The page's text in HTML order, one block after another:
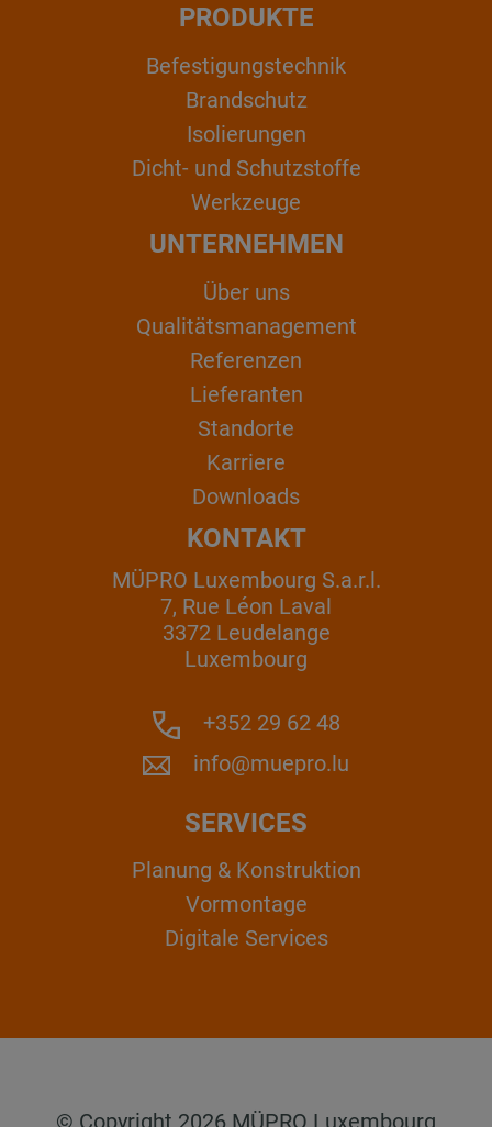
PRODUKTE
Befestigungstechnik
Brandschutz
Isolierungen
Dicht- und Schutzstoffe
Werkzeuge
UNTERNEHMEN
Über uns
Qualitätsmanagement
Referenzen
Lieferanten
Standorte
Karriere
Downloads
KONTAKT
MÜPRO Luxembourg S.a.r.l.
7, Rue Léon Laval
3372 Leudelange
Luxembourg
+352 29 62 48
info@muepro.lu
SERVICES
Planung & Konstruktion
Vormontage
Digitale Services
© Copyright 2026 MÜPRO Luxembourg